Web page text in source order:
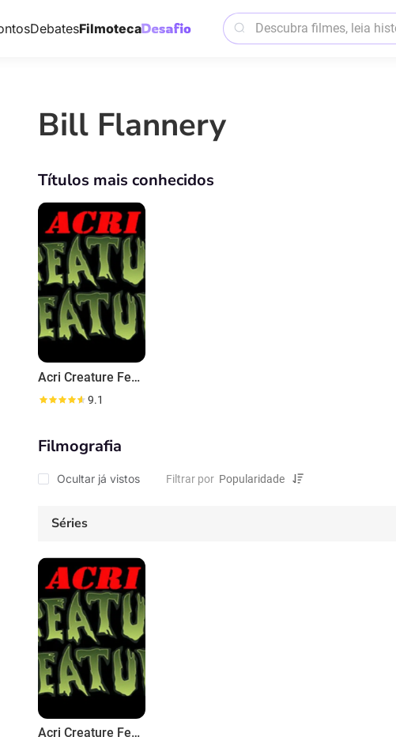
DebatesFilmoteca
Bill Flannery
Títulos mais conhecidos
Acri Creature Feature
9.1
Filmografia
Ocultar já vistos Filtrar por
Séries
Acri Creature Feature